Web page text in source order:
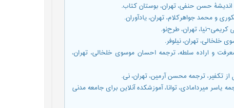
معرفت و اراده سلطه، ترجمه احسان موسوی خلخالی، تهران،
ترجمه یاسر میردامادی، توانا، آموزشکده آنلاین برای جامعه مدنی